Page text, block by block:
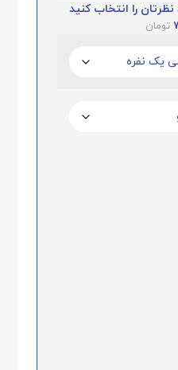
را انتخاب کنید
تومان